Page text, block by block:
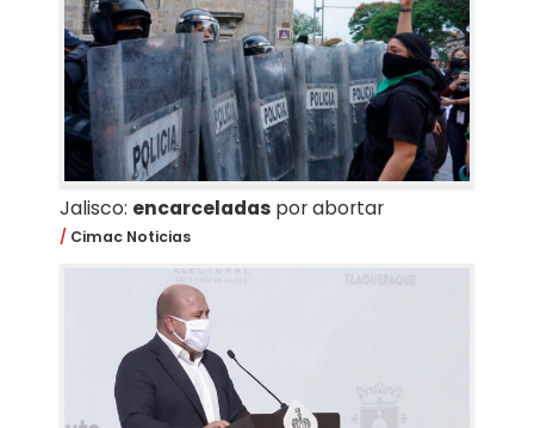
Jalisco: encarceladaspor abortar
Cimac Noticias